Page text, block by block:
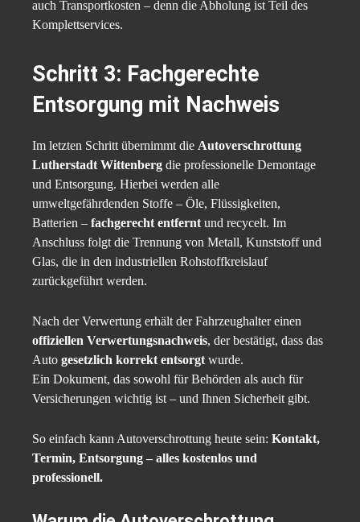
auch Transportkosten – denn die Abholung ist Teil des
Komplettservices.
Schritt 3: Fachgerechte
Entsorgung mit Nachweis
Im letzten Schritt übernimmt die Autoverschrottung
Lutherstadt Wittenberg die professionelle Demontage
und Entsorgung. Hierbei werden alle
umweltgefährdenden Stoffe – Öle, Flüssigkeiten,
Batterien – fachgerecht entfernt und recycelt. Im
Anschluss folgt die Trennung von Metall, Kunststoff und
Glas, die in den industriellen Rohstoffkreislauf
zurückgeführt werden.
Nach der Verwertung erhält der Fahrzeughalter einen
offiziellen Verwertungsnachweis, der bestätigt, dass das
Auto gesetzlich korrekt entsorgt wurde.
Ein Dokument, das sowohl für Behörden als auch für
Versicherungen wichtig ist – und Ihnen Sicherheit gibt.
So einfach kann Autoverschrottung heute sein: Kontakt,
Termin, Entsorgung – alles kostenlos und
professionell.